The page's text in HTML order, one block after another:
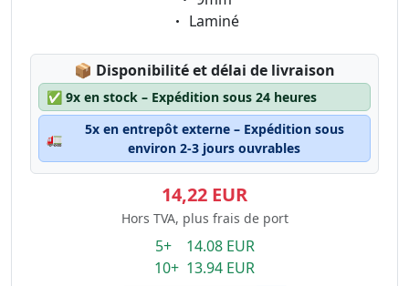
Eigenschaft:
Laminé
📦 Lagerstatus:
Disponibilité et délai de livraison
✅ 9x en stock – Expédition sous 24 heures
🚛
5x en entrepôt externe – Expédition sous
environ 2-3 jours ouvrables
14,22 EUR
Hors TVA, plus frais de port
5+ 14.08 EUR
10+ 13.94 EUR